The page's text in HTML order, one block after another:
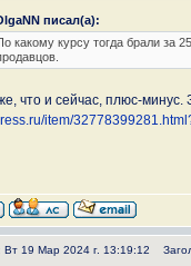
писал(а):
какому курсу тогда брали за
что и сейчас, плюс-минус.
item/
Вт 19 Мар 2024 г. 13:19:12